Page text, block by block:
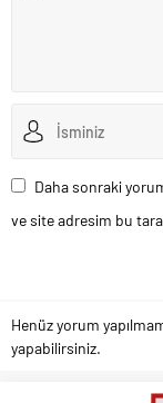
Daha sonraki
ve site adresim bu
Henüz yorum
yapabilirsiniz.